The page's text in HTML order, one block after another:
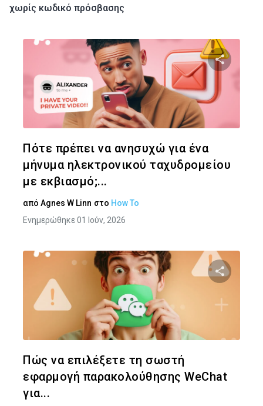
χωρίς κωδικό πρόσβασης
Πότε πρέπει να ανησυχώ για ένα
μήνυμα ηλεκτρονικού ταχυδρομείου
με εκβιασμό;...
από Agnes W Linn στο How To
Ενημερώθηκε 01 Ιούν, 2026
Πώς να επιλέξετε τη σωστή
εφαρμογή παρακολούθησης WeChat
για...